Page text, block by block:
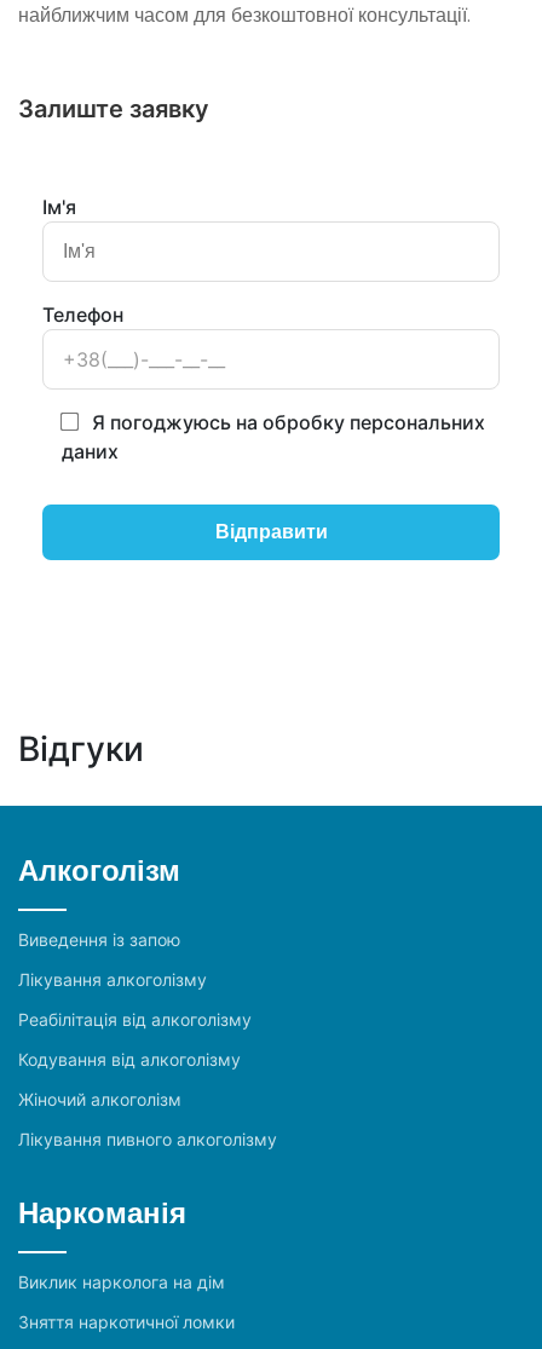
найближчим часом для безкоштовної консультації.
Залиште заявку
Ім'я
Телефон
Я погоджуюсь на обробку персональних
даних
Відгуки
Алкоголізм
Виведення із запою
Лікування алкоголізму
Реабілітація від алкоголізму
Кодування від алкоголізму
Жіночий алкоголізм
Лікування пивного алкоголізму
Наркоманія
Виклик нарколога на дім
Зняття наркотичної ломки